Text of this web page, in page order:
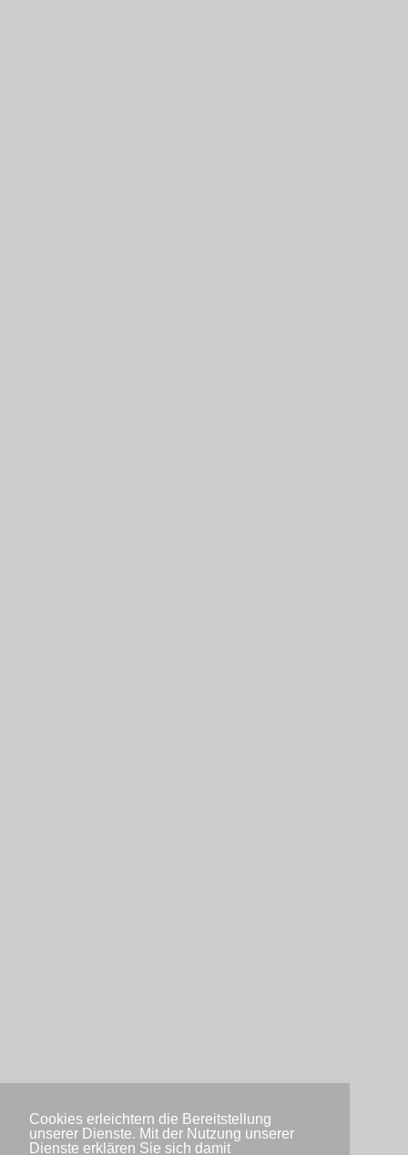
Cookies erleichtern die Bereitstellung
unserer Dienste. Mit der Nutzung unserer
Dienste erklären Sie sich damit